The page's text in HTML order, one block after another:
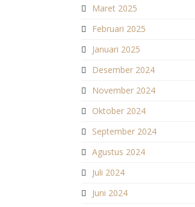
Maret 2025
Februari 2025
Januari 2025
Desember 2024
November 2024
Oktober 2024
September 2024
Agustus 2024
Juli 2024
Juni 2024